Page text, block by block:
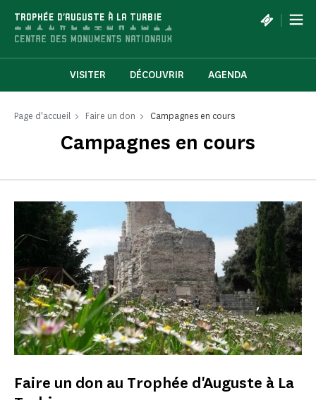
TROPHÉE D'AUGUSTE À LA TURBIE |
VISITER DÉCOUVRIR AGENDA
Page d'accueil Faire un don Campagnes en cours
Campagnes en cours
Faire un don au Trophée d'Auguste à La